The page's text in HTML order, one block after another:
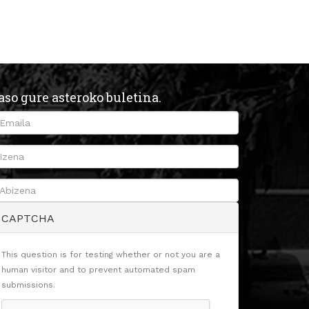
gure asteroko buletina.
CAPTCHA
This question is for testing whether or not you are a
human visitor and to prevent automated spam
submissions.